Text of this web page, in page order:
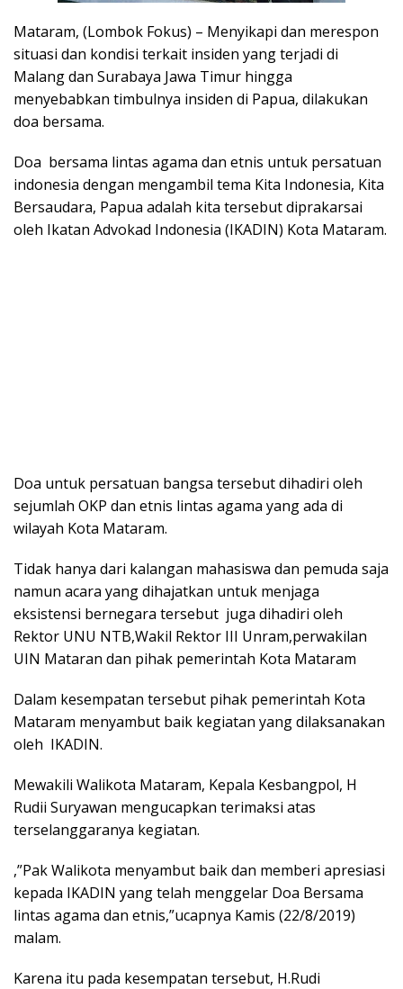
Mataram, (Lombok Fokus) – Menyikapi dan merespon
situasi dan kondisi terkait insiden yang terjadi di
Malang dan Surabaya Jawa Timur hingga
menyebabkan timbulnya insiden di Papua, dilakukan
doa bersama.
Doa bersama lintas agama dan etnis untuk persatuan
indonesia dengan mengambil tema Kita Indonesia, Kita
Bersaudara, Papua adalah kita tersebut diprakarsai
oleh Ikatan Advokad Indonesia (IKADIN) Kota Mataram.
Doa untuk persatuan bangsa tersebut dihadiri oleh
sejumlah OKP dan etnis lintas agama yang ada di
wilayah Kota Mataram.
Tidak hanya dari kalangan mahasiswa dan pemuda saja
namun acara yang dihajatkan untuk menjaga
eksistensi bernegara tersebut juga dihadiri oleh
Rektor UNU NTB,Wakil Rektor III Unram,perwakilan
UIN Mataran dan pihak pemerintah Kota Mataram
Dalam kesempatan tersebut pihak pemerintah Kota
Mataram menyambut baik kegiatan yang dilaksanakan
oleh IKADIN.
Mewakili Walikota Mataram, Kepala Kesbangpol, H
Rudii Suryawan mengucapkan terimaksi atas
terselanggaranya kegiatan.
,”Pak Walikota menyambut baik dan memberi apresiasi
kepada IKADIN yang telah menggelar Doa Bersama
lintas agama dan etnis,”ucapnya Kamis (22/8/2019)
malam.
Karena itu pada kesempatan tersebut, H.Rudi